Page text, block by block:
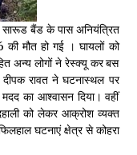
बैंड के पास अनियंत्रित
मौत हो गई । घायलों को
अन्य लोगों ने रेस्क्यू कर बस
दीपक रावत ने घटनास्थल पर
का आश्वासन दिया। वहीं
को लेकर आक्रोश व्यक्त
घटनाएं क्षेत्र से कोहरा